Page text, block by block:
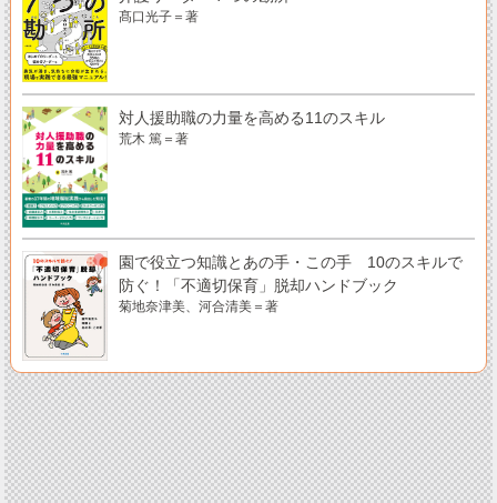
髙口光子＝著
対人援助職の力量を高める11のスキル
荒木 篤＝著
園で役立つ知識とあの手・この手 10のスキルで
防ぐ！「不適切保育」脱却ハンドブック
菊地奈津美、河合清美＝著